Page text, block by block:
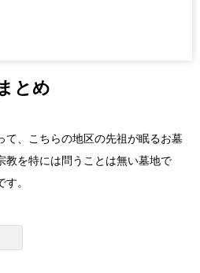
まとめ
て、こちらの地区の先祖が眠るお墓
教を特には問うことは無い墓地で
。